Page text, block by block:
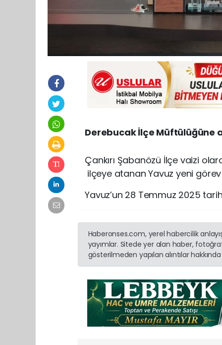
Derebucak İlçe Müftülüğüne
Çankırı Şabanözü İlçe vaizi
ilçeye atanan Yavuz yeni
Yavuz’un 28 Temmuz 2025
Haberonses.com, yerel habercilik
yayımlar. Sitede yer alan haber,
gösterilmeden yapılan alıntılar